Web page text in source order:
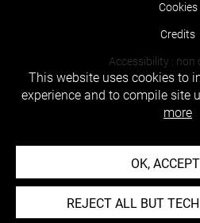
Cookies
Credits
Accessibility : non
This website uses cookies to
experience and to compile site
more
OK,
REJECT ALL BUT